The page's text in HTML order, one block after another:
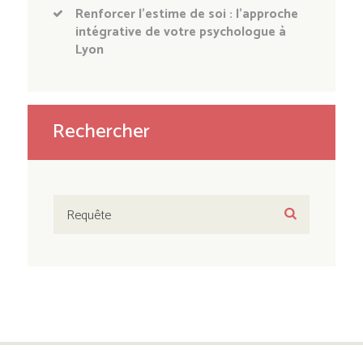
Renforcer l’estime de soi : l’approche
intégrative de votre psychologue à
Lyon
Rechercher